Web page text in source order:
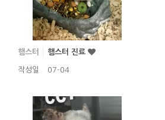
햄스터 햄스터 진료
작성일 07-04